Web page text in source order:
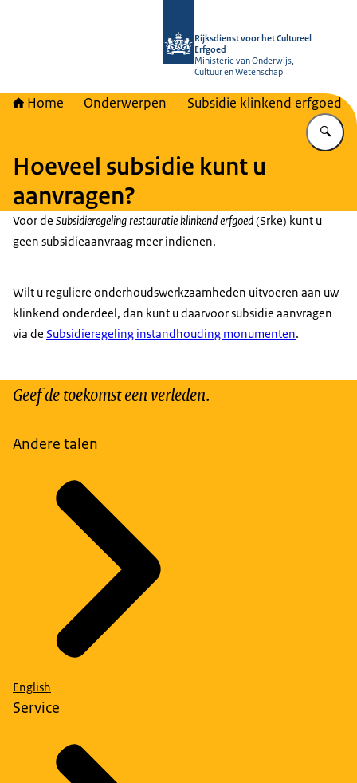
Rijksdienst voor het Cultureel
Erfgoed
Ministerie van Onderwijs,
Cultuur en Wetenschap
Home Onderwerpen Subsidie klinkend erfgoed
Hoeveel subsidie kunt u
aanvragen?
Voor de Subsidieregeling restauratie klinkend erfgoed(Srke) kunt u
geen subsidieaanvraag meer indienen.
Wilt u reguliere onderhoudswerkzaamheden uitvoeren aan uw
klinkend onderdeel, dan kunt u daarvoor subsidie aanvragen
via de Subsidieregeling instandhouding monumenten.
Geef de toekomst een verleden.
Andere talen
English
Service